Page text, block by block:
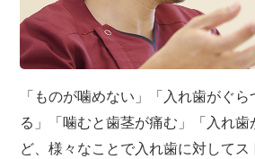
「ものが噛めない」「入れ歯がぐ
る」「噛むと歯茎が痛む」「入れ
ど、様々なことで入れ歯に対して